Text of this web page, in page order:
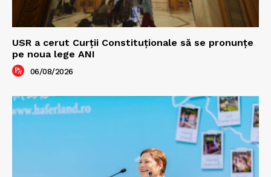
USR a cerut Curții Constituționale să se pronunțe
pe noua lege ANI
06/08/2026